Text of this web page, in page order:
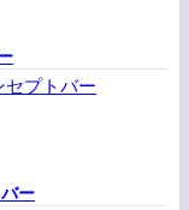
セプトバー
ー